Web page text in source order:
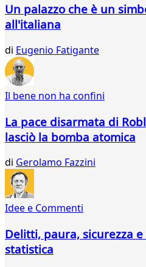
Un palazzo che è un
all'italiana
di Eugenio Fatigante
Il bene non ha confini
La pace disarmata di
lasciò la bomba atomica
di Gerolamo Fazzini
Idee e Commenti
Delitti, paura, sicurezza
statistica